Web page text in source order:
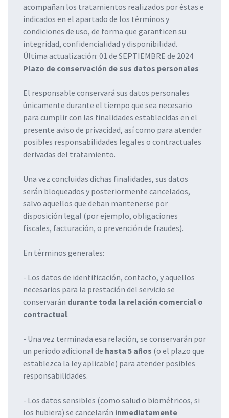
acompañan los tratamientos realizados por éstas e
indicados en el apartado de los términos y
condiciones de uso, de forma que garanticen su
integridad, confidencialidad y disponibilidad.
Última actualización: 01 de SEPTIEMBRE de 2024
Plazo de conservación de sus datos personales
El responsable conservará sus datos personales
únicamente durante el tiempo que sea necesario
para cumplir con las finalidades establecidas en el
presente aviso de privacidad, así como para atender
posibles responsabilidades legales o contractuales
derivadas del tratamiento.
Una vez concluidas dichas finalidades, sus datos
serán bloqueados y posteriormente cancelados,
salvo aquellos que deban mantenerse por
disposición legal (por ejemplo, obligaciones
fiscales, facturación, o prevención de fraudes).
En términos generales:
- Los datos de identificación, contacto, y aquellos
necesarios para la prestación del servicio se
conservarán durante toda la relación comercial o
contractual.
- Una vez terminada esa relación, se conservarán por
un periodo adicional de hasta 5 años (o el plazo que
establezca la ley aplicable) para atender posibles
responsabilidades.
- Los datos sensibles (como salud o biométricos, si
los hubiera) se cancelarán inmediatamente